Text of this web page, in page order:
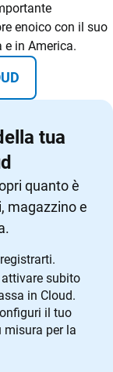
HARDWARE
Registratori
Totem,
enoico con il suo
e in America.
tua
quanto è
magazzino e
subito
in Cloud.
il tuo
misura per la